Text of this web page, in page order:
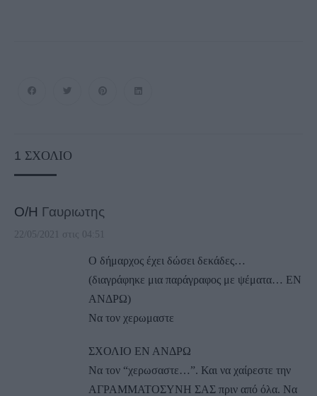
1 ΣΧΌΛΙΟ
Ο/Η Γαυριωτης
22/05/2021 στις 04:51
Ο δήμαρχος έχει δώσει δεκάδες…
(διαγράφηκε μια παράγραφος με ψέματα… ΕΝ
ΑΝΔΡΩ)
Να τον χερωμαστε
ΣΧΟΛΙΟ ΕΝ ΑΝΔΡΩ
Να τον “χερωσαστε…”. Και να χαίρεστε την
ΑΓΡΑΜΜΑΤΟΣΥΝΗ ΣΑΣ πριν από όλα. Να